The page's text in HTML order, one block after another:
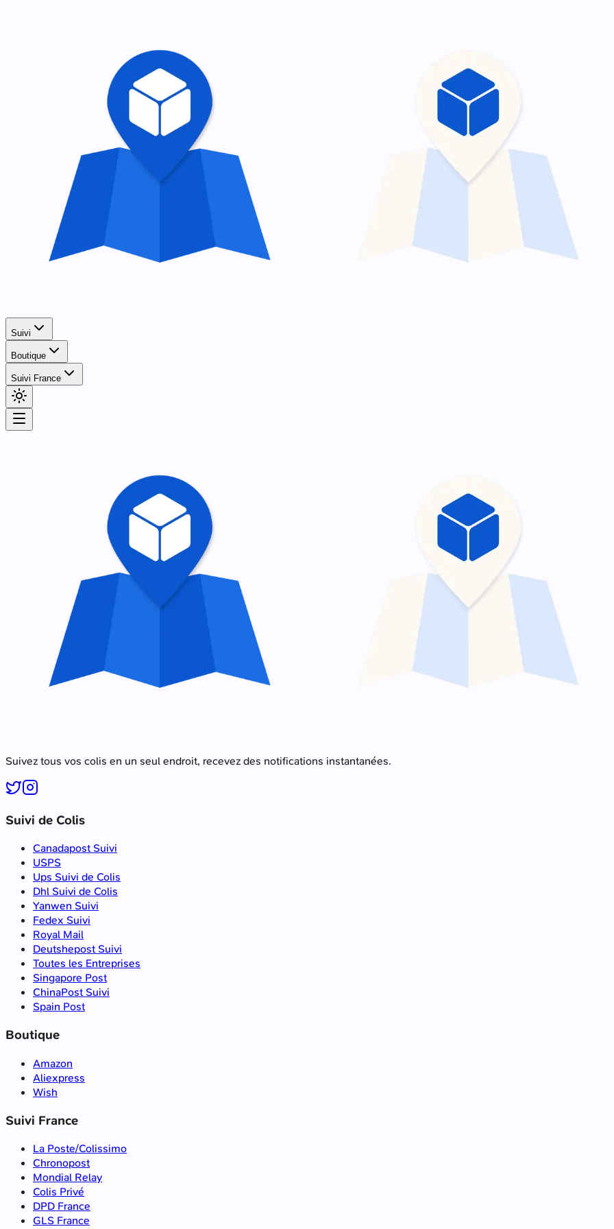
Suivi
Boutique
Suivi France
Suivez tous vos colis en un seul endroit, recevez des notifications instantanées.
Suivi de Colis
Canadapost Suivi
USPS
Ups Suivi de Colis
Dhl Suivi de Colis
Yanwen Suivi
Fedex Suivi
Royal Mail
Deutshepost Suivi
Toutes les Entreprises
Singapore Post
ChinaPost Suivi
Spain Post
Boutique
Amazon
Aliexpress
Wish
Suivi France
La Poste/Colissimo
Chronopost
Mondial Relay
Colis Privé
DPD France
GLS France